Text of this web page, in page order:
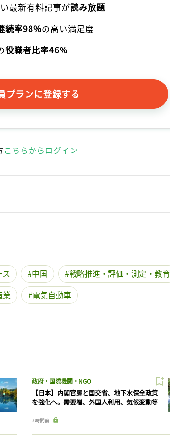
最新有料記事が読み放題
続率98%の高い満足度
役職者比率46%
プランに登録する
こちらからログイン
ス 中国
戦略推進・評価・測定・教育
業 電気自動車
政府・国際機関・NGO
【日本】内閣官房と国交省、地下水保全政策
を強化へ。需要増、外国人利用、気候変動等
3時間前
記事をお気に入りに保存するには
ログインが必要です
ログイン